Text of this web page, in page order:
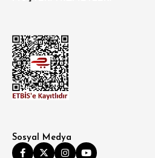
Sosyal Medya